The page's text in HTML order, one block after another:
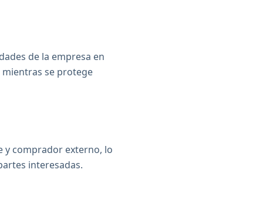
de la empresa en
se protege
y comprador externo, lo
interesadas.